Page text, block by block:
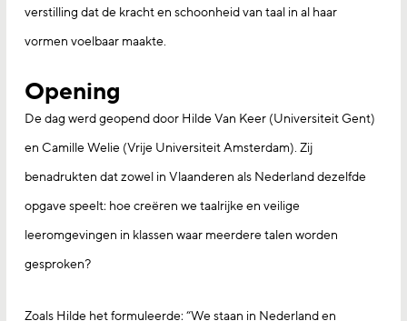
verstilling dat de kracht en schoonheid van taal in al haar
vormen voelbaar maakte.
Opening
De dag werd geopend door Hilde Van Keer (Universiteit Gent)
en Camille Welie (Vrije Universiteit Amsterdam). Zij
benadrukten dat zowel in Vlaanderen als Nederland dezelfde
opgave speelt: hoe creëren we taalrijke en veilige
leeromgevingen in klassen waar meerdere talen worden
gesproken?
Zoals Hilde het formuleerde: “We staan in Nederland en